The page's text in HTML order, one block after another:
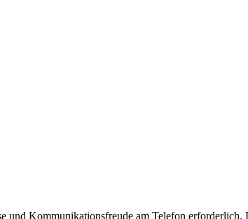
Kommunikationsfreude am Telefon erforderlich.